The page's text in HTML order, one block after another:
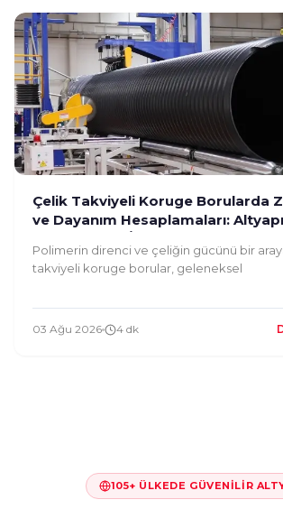
Çelik Takviyeli Koruge Borularda
ve Dayanım Hesaplamaları: Altyapı
Polimerin direnci ve çeliğin gücünü bir
takviyeli koruge borular, geleneksel
03 Ağu 2026 4 dk
105+ ÜLKEDE GÜVENILIR